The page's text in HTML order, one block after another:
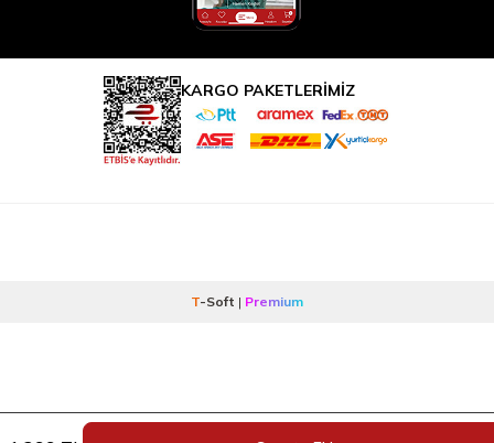
KARGO PAKETLERİMİZ
T-Soft | Premium